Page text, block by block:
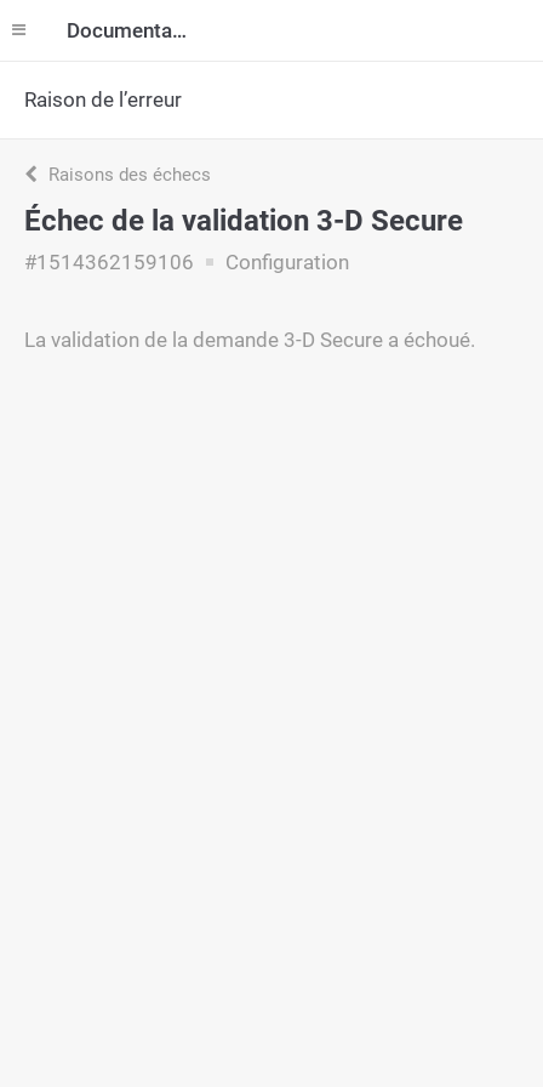
Documentation
Raison de l’erreur
Raisons des échecs
Échec de la validation 3-D Secure
#1514362159106 Configuration
La validation de la demande 3-D Secure a échoué.